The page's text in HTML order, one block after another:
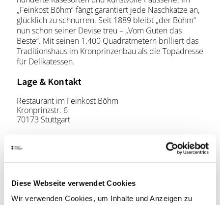
Diese Webseite verwendet Cookies
Wir verwenden Cookies, um Inhalte und Anzeigen zu
„Feinkost Böhm“ fängt garantiert jede Naschkatze an,
glücklich zu schnurren. Seit 1889 bleibt „der Böhm“
nun schon seiner Devise treu – „Vom Guten das
Beste“. Mit seinen 1.400 Quadratmetern brilliert das
Traditionshaus im Kronprinzenbau als die Topadresse
für Delikatessen.
Lage & Kontakt
Restaurant im Feinkost Böhm
Kronprinzstr. 6
70173 Stuttgart
Website:
Verkehrs- und Tarifverbund Stuttgart GmbH